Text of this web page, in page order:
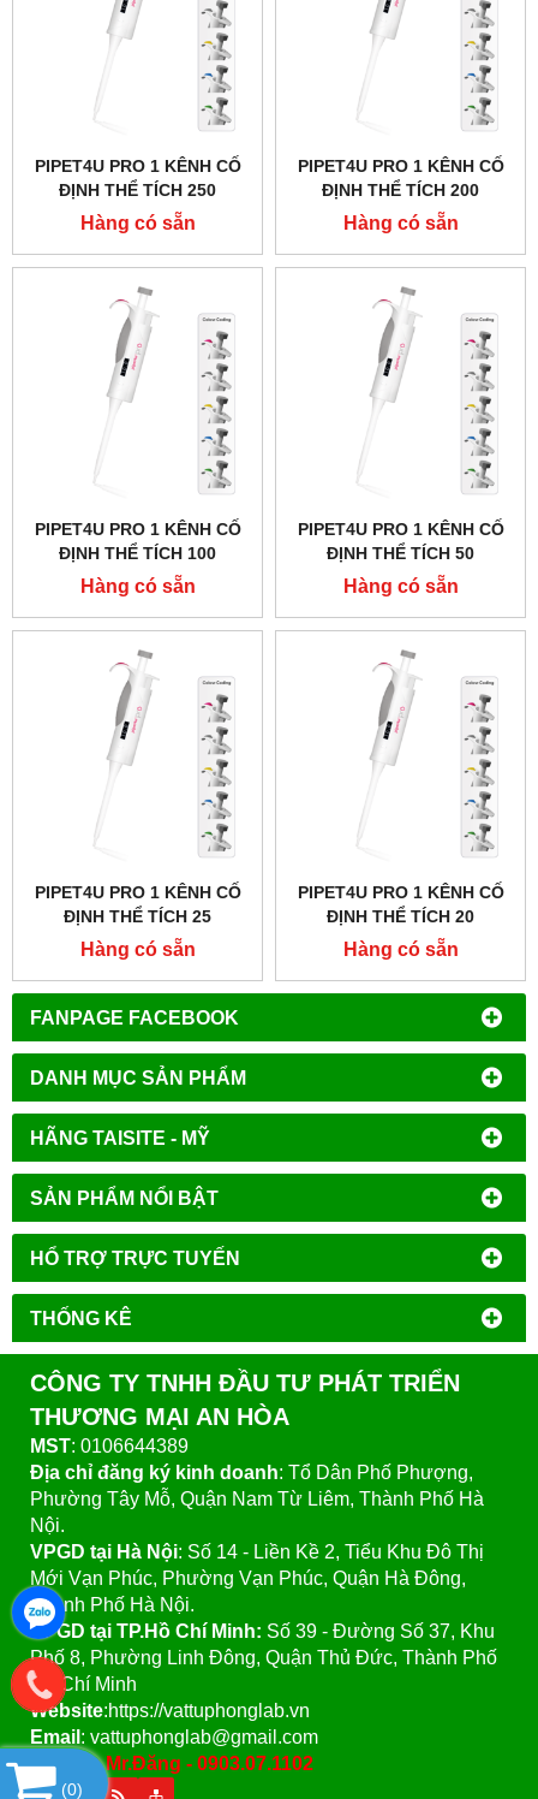
FANPAGE FACEBOOK
DANH MỤC SẢN PHẨM
HÃNG TAISITE - MỸ
SẢN PHẨM NỔI BẬT
HỔ TRỢ TRỰC TUYẾN
THỐNG KÊ
PIPET4U PRO 1 KÊNH CỐ
ĐỊNH THỂ TÍCH 250
MICROLIT HÃNG AHN -
ĐỨC
Hàng có sẵn
PIPET4U PRO 1 KÊNH CỐ
ĐỊNH THỂ TÍCH 200
MICROLIT HÃNG AHN -
ĐỨC
Hàng có sẵn
PIPET4U PRO 1 KÊNH CỐ
ĐỊNH THỂ TÍCH 100
MICROLIT HÃNG AHN -
ĐỨC
Hàng có sẵn
PIPET4U PRO 1 KÊNH CỐ
ĐỊNH THỂ TÍCH 50
MICROLIT HÃNG AHN -
ĐỨC
Hàng có sẵn
PIPET4U PRO 1 KÊNH CỐ
ĐỊNH THỂ TÍCH 25
MICROLIT HÃNG AHN -
ĐỨC
Hàng có sẵn
PIPET4U PRO 1 KÊNH CỐ
ĐỊNH THỂ TÍCH 20
MICROLIT HÃNG AHN -
ĐỨC
Hàng có sẵn
CÔNG TY TNHH ĐẦU TƯ PHÁT TRIỂN
THƯƠNG MẠI AN HÒA
MST: 0106644389
Địa chỉ đăng ký kinh doanh: Tổ Dân Phố Phượng,
Phường Tây Mỗ, Quận Nam Từ Liêm, Thành Phố Hà
Nội.
VPGD tại Hà Nội: Số 14 - Liền Kề 2, Tiểu Khu Đô Thị
Mới Vạn Phúc, Phường Vạn Phúc, Quận Hà Đông,
Thành Phố Hà Nội.
VPGD tại TP.Hồ Chí Minh: Số 39 - Đường Số 37, Khu
Phố 8, Phường Linh Đông, Quận Thủ Đức, Thành Phố
Hồ Chí Minh
Website:https://vattuphonglab.vn
Email : vattuphonglab@gmail.com
Hotline: Mr.Đăng - 0903.07.1102
(0)